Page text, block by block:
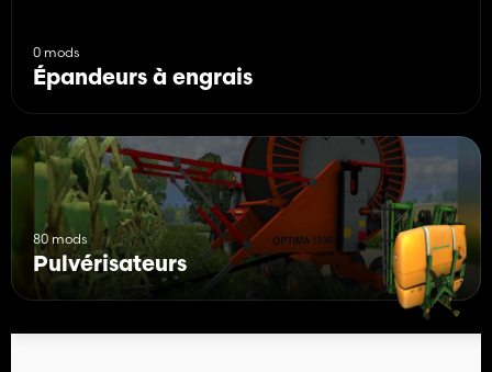
0 mods
Épandeurs à engrais
80 mods
Pulvérisateurs